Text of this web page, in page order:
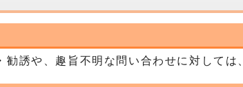
勧誘や、趣旨不明な問い合わせに対しては